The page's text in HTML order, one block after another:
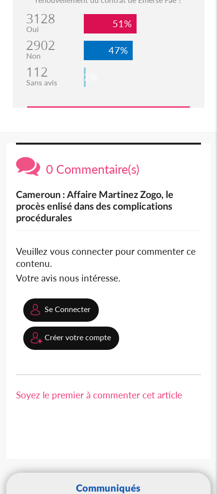
3128
Oui 51%
2902
Non 47%
112
Sans avis 2%
0 Commentaire(s)
Cameroun : Affaire Martinez Zogo, le
procès enlisé dans des complications
procédurales
Veuillez vous connecter pour commenter ce
contenu.
Votre avis nous intéresse.
Se Connecter
Créer votre compte
Soyez le premier à commenter cet article
Communiqués